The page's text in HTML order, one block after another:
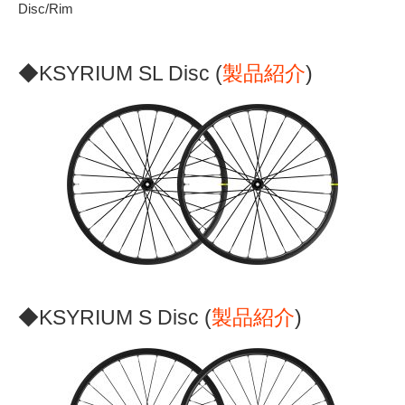
Disc/Rim
◆KSYRIUM SL Disc (製品紹介)
◆KSYRIUM S Disc (製品紹介)